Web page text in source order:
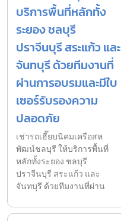
บริการพื้นที่หลักทั้ง
ระยอง ชลบุรี
ปราจีนบุรี สระแก้ว และ
จันทบุรี ด้วยทีมงานที่
ผ่านการอบรมและมีใบ
เซอร์รับรองความ
ปลอดภัย
เช่ารถเฮี๊ยบนิคมเครือสห
พัฒน์ชลบุรี ให้บริการพื้นที่
หลักทั้งระยอง ชลบุรี
ปราจีนบุรี สระแก้ว และ
จันทบุรี ด้วยทีมงานที่ผ่าน